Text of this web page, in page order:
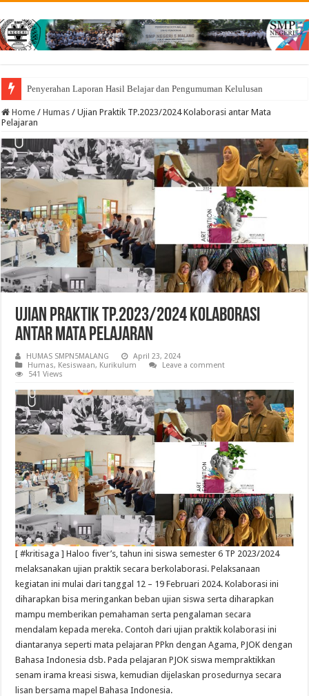
Penyerahan Laporan Hasil Belajar dan Pengumuman Kelulusan
Home / Humas / Ujian Praktik TP.2023/2024 Kolaborasi antar Mata
Pelajaran
Ujian Praktik TP.2023/2024 Kolaborasi
antar Mata Pelajaran
HUMAS SMPN5MALANG
April 23, 2024
Humas, Kesiswaan, Kurikulum
Leave a comment
541 Views
[ #kritisaga ] Haloo fiver’s, tahun ini siswa semester 6 TP 2023/2024
melaksanakan ujian praktik secara berkolaborasi. Pelaksanaan
kegiatan ini mulai dari tanggal 12 – 19 Februari 2024. Kolaborasi ini
diharapkan bisa meringankan beban ujian siswa serta diharapkan
mampu memberikan pemahaman serta pengalaman secara
mendalam kepada mereka. Contoh dari ujian praktik kolaborasi ini
diantaranya seperti mata pelajaran PPkn dengan Agama, PJOK dengan
Bahasa Indonesia dsb. Pada pelajaran PJOK siswa mempraktikkan
senam irama kreasi siswa, kemudian dijelaskan prosedurnya secara
lisan bersama mapel Bahasa Indonesia.